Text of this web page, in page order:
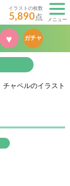
イラストの枚数
5,890点 メニュー
♥ ガチャ
チャペルのイラスト